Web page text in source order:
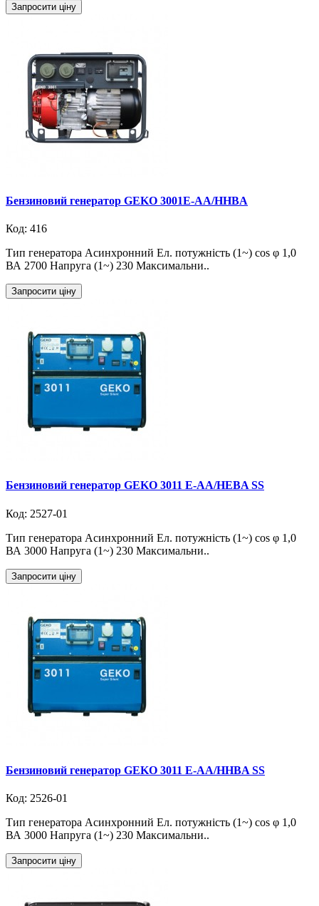
Запросити ціну
Бензиновий генератор GEKO 3001E-AA/HHBA
Код: 416
Тип генератора Асинхронний Ел. потужність (1~) cos φ 1,0
ВА 2700 Напруга (1~) 230 Максимальни..
Запросити ціну
Бензиновий генератор GEKO 3011 E-AA/HEBA SS
Код: 2527-01
Тип генератора Асинхронний Ел. потужність (1~) cos φ 1,0
ВА 3000 Напруга (1~) 230 Максимальни..
Запросити ціну
Бензиновий генератор GEKO 3011 E-AA/HHBA SS
Код: 2526-01
Тип генератора Асинхронний Ел. потужність (1~) cos φ 1,0
ВА 3000 Напруга (1~) 230 Максимальни..
Запросити ціну